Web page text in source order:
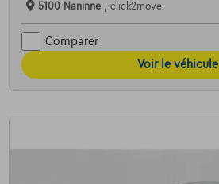
5100 Naninne , click2move
Comparer
Voir le véhicule